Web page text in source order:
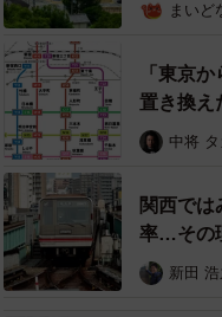
対象外だった「阪神国道
まいど
「東京
置き換え
中将 タ
関西で
率…その
新田 浩